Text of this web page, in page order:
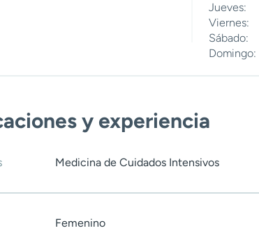
Jueves:
Viernes:
Sábado:
Domingo:
y experiencia
Medicina de Cuidados Intensivos
Femenino